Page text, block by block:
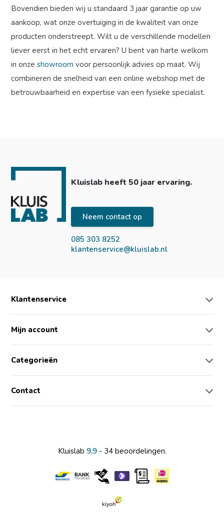
Bovendien bieden wij u standaard 3 jaar garantie op uw
aankoop, wat onze overtuiging in de kwaliteit van onze
producten onderstreept. Wilt u de verschillende modellen
liever eerst in het echt ervaren? U bent van harte welkom
in onzeshowroom voor persoonlijk advies op maat. Wij
combineren de snelheid van een online webshop met de
betrouwbaarheid en expertise van een fysieke specialist.
Kluislab heeft 50 jaar ervaring.
Neem contact op
085 303 8252
klantenservice@kluislab.nl
Klantenservice
Mijn account
Categorieën
Contact
Kluislab 9,9 - 34 beoordelingen.